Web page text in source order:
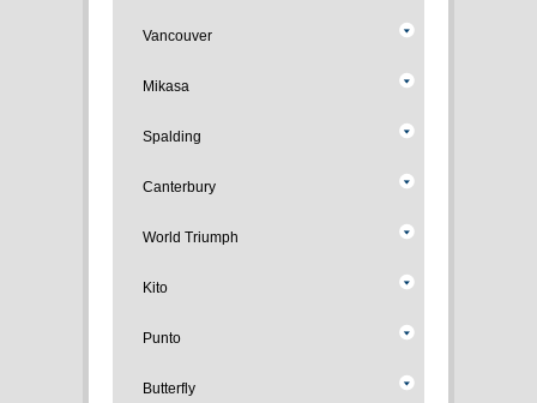
Vancouver
Mikasa
Spalding
Canterbury
World Triumph
Kito
Punto
Butterfly